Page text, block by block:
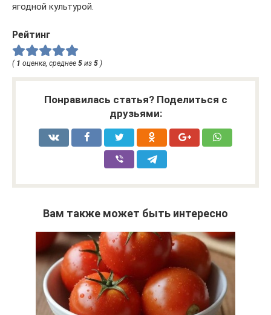
ягодной культурой.
Рейтинг
( 1 оценка, среднее 5 из 5 )
Понравилась статья? Поделиться с
друзьями:
Вам также может быть интересно